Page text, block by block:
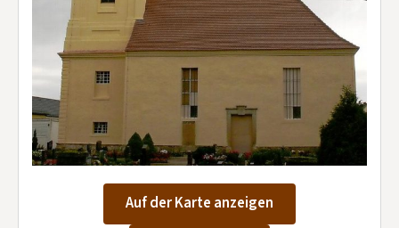
Infobrief abonnieren
Kontakt aufnehmen
Mitglied werden
Spenden
Auf der Karte anzeigen